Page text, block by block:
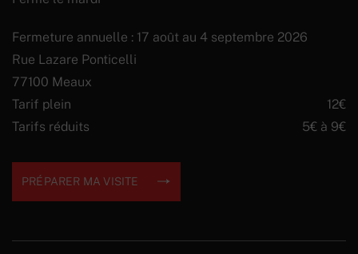
Fermeture annuelle : 17 août au 4 septembre 2026
Rue Lazare Ponticelli
77100 Meaux
Tarif plein
12€
Tarifs réduits
5€ à 9€
PRÉPARER MA VISITE